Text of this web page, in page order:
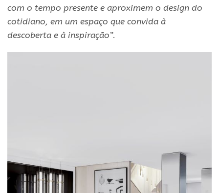
com o tempo presente e aproximem o design do
cotidiano, em um espaço que convida à
descoberta e à inspiração”.